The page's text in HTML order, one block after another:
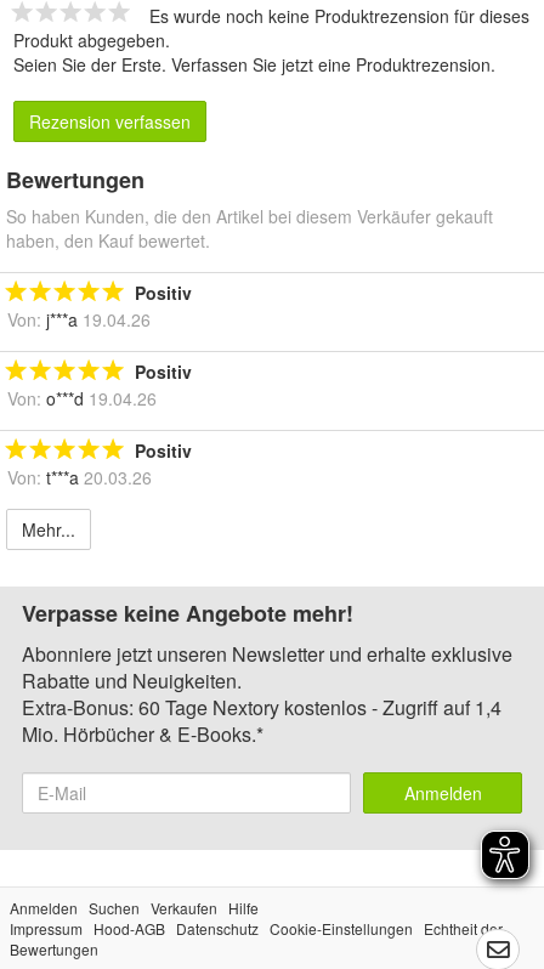
Es wurde noch keine Produktrezension für dieses
Produkt abgegeben.
Seien Sie der Erste. Verfassen Sie jetzt eine Produktrezension.
Rezension verfassen
Bewertungen
So haben Kunden, die den Artikel bei diesem Verkäufer gekauft
haben, den Kauf bewertet.
Positiv
Von: j***a 19.04.26
Positiv
Von: o***d 19.04.26
Positiv
Von: t***a 20.03.26
Mehr...
Verpasse keine Angebote mehr!
Abonniere jetzt unseren Newsletter und erhalte exklusive
Rabatte und Neuigkeiten.
Extra-Bonus: 60 Tage Nextory kostenlos - Zugriff auf 1,4
Mio. Hörbücher & E-Books.*
Anmelden
Anmelden Suchen Verkaufen
Hilfe
Impressum
Hood-AGB Datenschutz Cookie-Einstellungen
Echtheit der
Bewertungen